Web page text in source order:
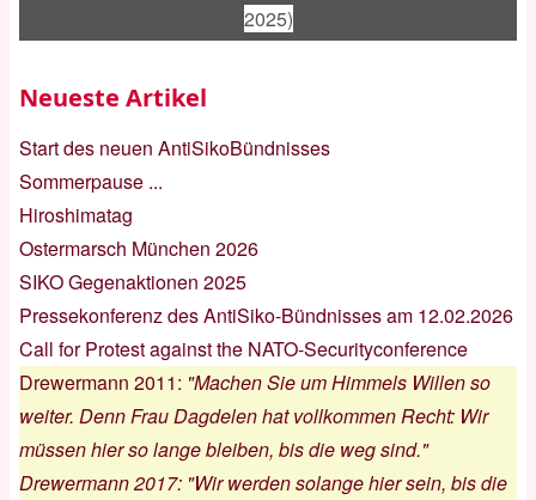
2025)
Neueste Artikel
Start des neuen AntiSikoBündnisses
Sommerpause ...
Hiroshimatag
Ostermarsch München 2026
SIKO Gegenaktionen 2025
Pressekonferenz des AntiSiko-Bündnisses am 12.02.2026
Call for Protest against the NATO-Securityconference
Drewermann 2011: "Machen Sie um Himmels Willen so
weiter. Denn Frau Dagdelen hat vollkommen Recht: Wir
müssen hier so lange bleiben, bis die weg sind."
Drewermann 2017: "Wir werden solange hier sein, bis die